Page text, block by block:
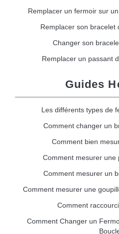
Remplacer un fermoir sur
Remplacer son bracelet
Changer son
Remplacer un passant
Guides
Les différents types de
Comment changer un
Comment bien
Comment mesurer une
Comment mesurer un
Comment mesurer une
Comment
Comment Changer un